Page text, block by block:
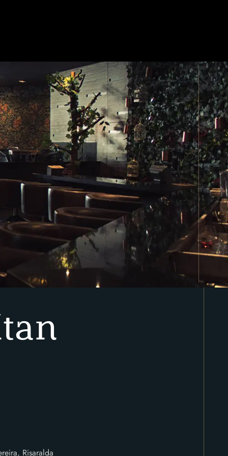
Risaralda